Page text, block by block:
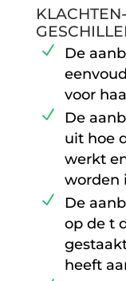
De
voor
De
uit hoe
werkt
worden
De
op de t
heeft